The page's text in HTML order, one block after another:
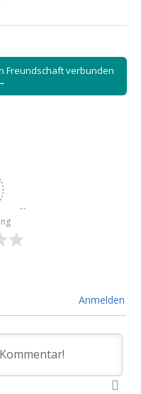
Freundschaft verbunden
Anmelden